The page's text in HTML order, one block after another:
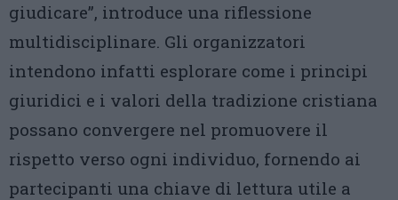
giudicare”, introduce una riflessione
multidisciplinare. Gli organizzatori
intendono infatti esplorare come i principi
giuridici e i valori della tradizione cristiana
possano convergere nel promuovere il
rispetto verso ogni individuo, fornendo ai
partecipanti una chiave di lettura utile a